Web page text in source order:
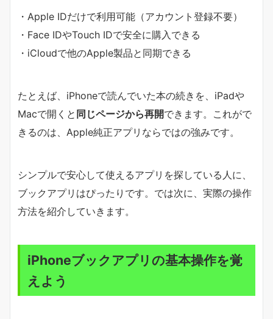
・Apple IDだけで利用可能（アカウント登録不要）
・Face IDやTouch IDで安全に購入できる
・iCloudで他のApple製品と同期できる
たとえば、iPhoneで読んでいた本の続きを、iPadや
Macで開くと 同じページから再開できます。これがで
きるのは、Apple純正アプリならではの強みです。
シンプルで安心して使えるアプリを探している人に、
ブックアプリはぴったりです。では次に、実際の操作
方法を紹介していきます。
iPhoneブックアプリの基本操作を覚
えよう